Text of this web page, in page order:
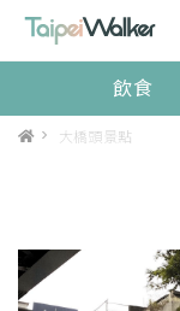
飲食
> 大橋頭景點